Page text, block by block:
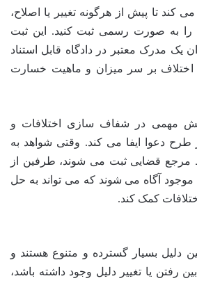
کند تا پیش از هرگونه تغییر یا اصلاح،
به صورت رسمی ثبت کنید. این ثبت
یک مدرک معتبر در دادگاه قابل استناد
اختلاف بر سر میزان و ماهیت خسارت
مهمی در شفاف سازی اختلافات و
دعوا ایفا می کند. وقتی شواهد به
قضایی ثبت می شوند، طرفین از
آگاه می شوند که می تواند به حل
کمک کند.
دلیل بسیار گسترده و متنوع هستند و
رفتن یا تغییر دلیل وجود داشته باشد،